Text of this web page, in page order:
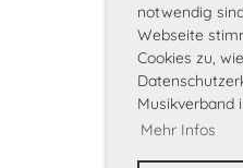
notwendig
Webseite
Cookies zu,
Musikverband
Mehr Infos